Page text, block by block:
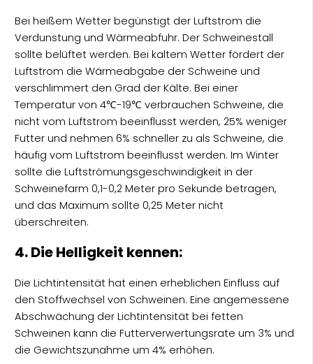
Bei heißem Wetter begünstigt der Luftstrom die
Verdunstung und Wärmeabfuhr. Der Schweinestall
sollte belüftet werden. Bei kaltem Wetter fördert der
Luftstrom die Wärmeabgabe der Schweine und
verschlimmert den Grad der Kälte. Bei einer
Temperatur von 4℃-19℃ verbrauchen Schweine, die
nicht vom Luftstrom beeinflusst werden, 25% weniger
Futter und nehmen 6% schneller zu als Schweine, die
häufig vom Luftstrom beeinflusst werden. Im Winter
sollte die Luftströmungsgeschwindigkeit in der
Schweinefarm 0,1-0,2 Meter pro Sekunde betragen,
und das Maximum sollte 0,25 Meter nicht
überschreiten.
4. Die Helligkeit kennen:
Die Lichtintensität hat einen erheblichen Einfluss auf
den Stoffwechsel von Schweinen. Eine angemessene
Abschwächung der Lichtintensität bei fetten
Schweinen kann die Futterverwertungsrate um 3% und
die Gewichtszunahme um 4% erhöhen.